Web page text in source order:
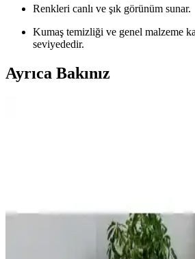
Renkleri canlı ve şık görünüm sunar.
Kumaş temizliği ve genel malzeme
seviyededir.
Ayrıca Bakınız
Koltuk Seçiminde Renk ve
Bölümlü Koltuk mu Ayrı Kanepe